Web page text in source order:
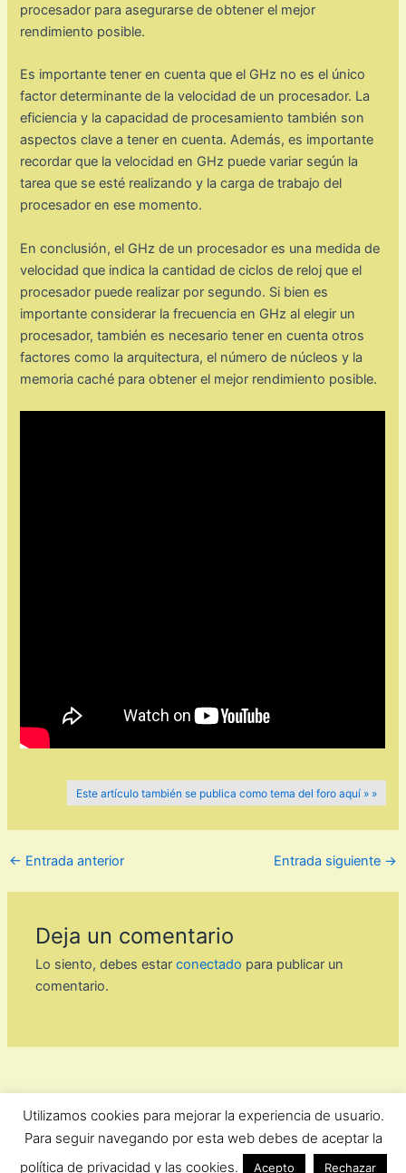
procesador para asegurarse de obtener el mejor
rendimiento posible.
Es importante tener en cuenta que el GHz no es el único
factor determinante de la velocidad de un procesador. La
eficiencia y la capacidad de procesamiento también son
aspectos clave a tener en cuenta. Además, es importante
recordar que la velocidad en GHz puede variar según la
tarea que se esté realizando y la carga de trabajo del
procesador en ese momento.
En conclusión, el GHz de un procesador es una medida de
velocidad que indica la cantidad de ciclos de reloj que el
procesador puede realizar por segundo. Si bien es
importante considerar la frecuencia en GHz al elegir un
procesador, también es necesario tener en cuenta otros
factores como la arquitectura, el número de núcleos y la
memoria caché para obtener el mejor rendimiento posible.
Este artículo también se publica como tema del foro aquí » »
← Entrada anterior Entrada siguiente →
Deja un comentario
Lo siento, debes estarconectado para publicar un
comentario.
ForoComprasOnline Copyright © 2026 | Privacidad
Utilizamos cookies para mejorar la experiencia de usuario.
Para seguir navegando por esta web debes de aceptar la
política de privacidad y las cookies.
Acepto Rechazar